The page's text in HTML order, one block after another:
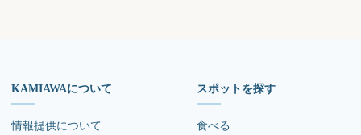
KAMIAWAについて
情報提供について
スポットを探す
食べる